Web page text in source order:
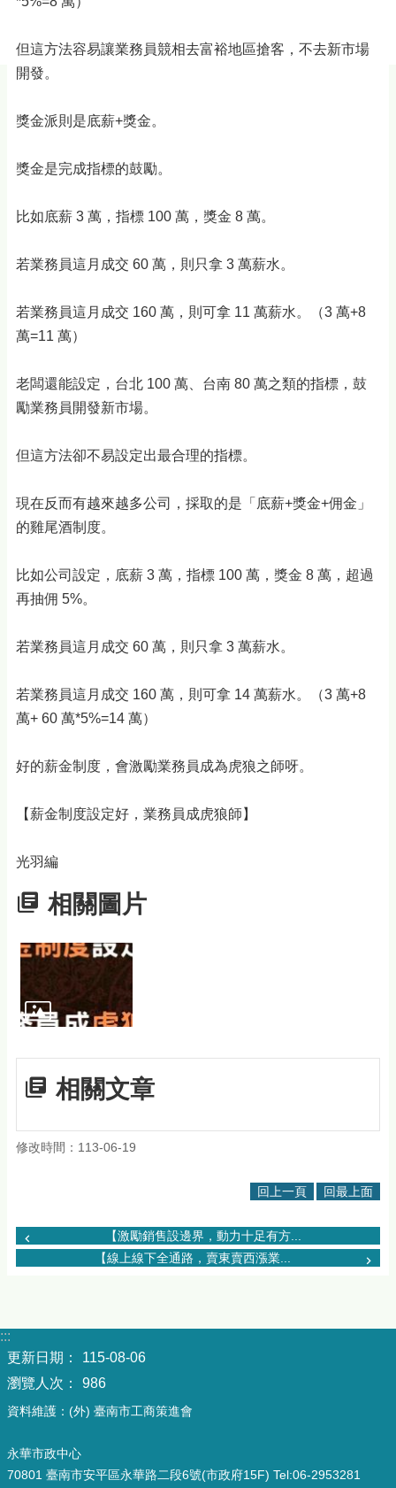
但這方法容易讓業務員競相去富裕地區搶客，不去新市場
開發。
獎金派則是底薪+獎金。
獎金是完成指標的鼓勵。
比如底薪 3 萬，指標 100 萬，獎金 8 萬。
若業務員這月成交 60 萬，則只拿 3 萬薪水。
若業務員這月成交 160 萬，則可拿 11 萬薪水。（3 萬+8
萬=11 萬）
老闆還能設定，台北 100 萬、台南 80 萬之類的指標，鼓
勵業務員開發新市場。
但這方法卻不易設定出最合理的指標。
現在反而有越來越多公司，採取的是「底薪+獎金+佣金」
的雞尾酒制度。
比如公司設定，底薪 3 萬，指標 100 萬，獎金 8 萬，超過
再抽佣 5%。
若業務員這月成交 60 萬，則只拿 3 萬薪水。
若業務員這月成交 160 萬，則可拿 14 萬薪水。（3 萬+8
萬+ 60 萬*5%=14 萬）
好的薪金制度，會激勵業務員成為虎狼之師呀。
【薪金制度設定好，業務員成虎狼師】
光羽編
相關圖片
相關文章
修改時間：113-06-19
回上一頁 回最上面
【激勵銷售設邊界，動力十足有方...
【線上線下全通路，賣東賣西漲業...
:::
更新日期：
115-08-06
瀏覽人次：
986
資料維護：(外) 臺南市工商策進會
永華市政中心
70801 臺南市安平區永華路二段6號(市政府15F) Tel:06-2953281